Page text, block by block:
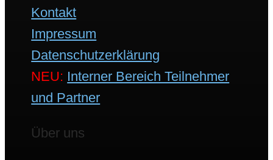
Kontakt
Impressum
Datenschutzerklärung
NEU: Interner Bereich Teilnehmer
und Partner
Über uns